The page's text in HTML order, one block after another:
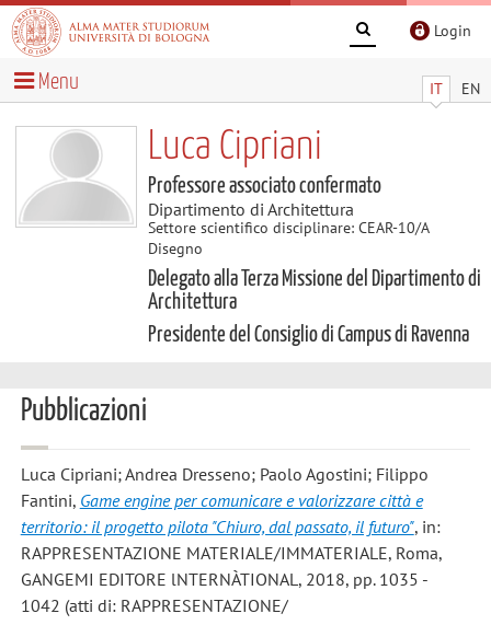
Login
IT EN
Menu
Luca Cipriani
Professore associato confermato
Dipartimento di Architettura
Settore scientifico disciplinare: CEAR-10/A
Disegno
Delegato alla Terza Missione del Dipartimento di
Architettura
Presidente del Consiglio di Campus di Ravenna
Pubblicazioni
Luca Cipriani; Andrea Dresseno; Paolo Agostini; Filippo
Fantini, Game engine per comunicare e valorizzare città e
territorio: il progetto pilota "Chiuro, dal passato, il futuro", in:
RAPPRESENTAZIONE MATERIALE/IMMATERIALE, Roma,
GANGEMI EDITORE lNTERNÀTIONAL, 2018, pp. 1035 -
1042 (atti di: RAPPRESENTAZIONE/